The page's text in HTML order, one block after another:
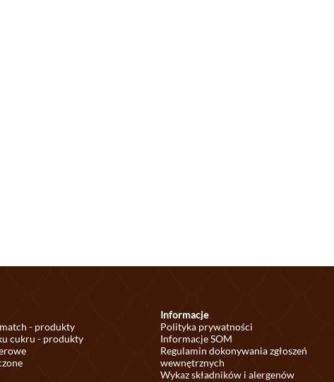
- produkty
cukru - produkty
Informacje
Polityka prywatności
Informacje SOM
Regulamin dokonywania zgłoszeń
wewnętrznych
Wykaz składników i alergenów